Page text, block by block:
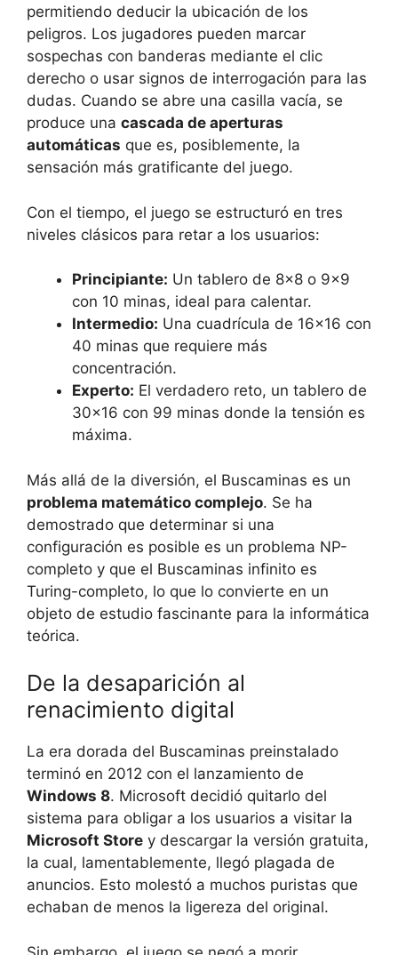
permitiendo deducir la ubicación de los
peligros. Los jugadores pueden marcar
sospechas con banderas mediante el clic
derecho o usar signos de interrogación para las
dudas. Cuando se abre una casilla vacía, se
produce una cascada de aperturas
automáticas que es, posiblemente, la
sensación más gratificante del juego.
Con el tiempo, el juego se estructuró en tres
niveles clásicos para retar a los usuarios:
Principiante: Un tablero de 8×8 o 9×9
con 10 minas, ideal para calentar.
Intermedio: Una cuadrícula de 16×16 con
40 minas que requiere más
concentración.
Experto: El verdadero reto, un tablero de
30×16 con 99 minas donde la tensión es
máxima.
Más allá de la diversión, el Buscaminas es un
problema matemático complejo. Se ha
demostrado que determinar si una
configuración es posible es un problema NP-
completo y que el Buscaminas infinito es
Turing-completo, lo que lo convierte en un
objeto de estudio fascinante para la informática
teórica.
De la desaparición al
renacimiento digital
La era dorada del Buscaminas preinstalado
terminó en 2012 con el lanzamiento de
Windows 8. Microsoft decidió quitarlo del
sistema para obligar a los usuarios a visitar la
Microsoft Store y descargar la versión gratuita,
la cual, lamentablemente, llegó plagada de
anuncios. Esto molestó a muchos puristas que
echaban de menos la ligereza del original.